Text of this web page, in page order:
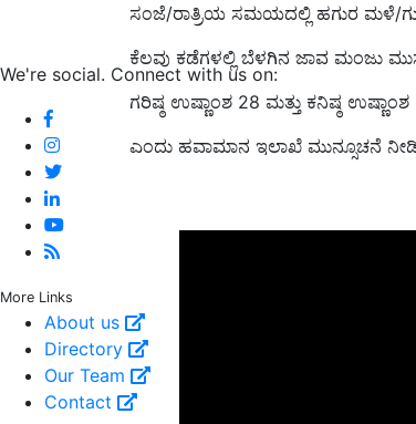
We're social. Connect with us on:
More Links
About us
Directory
Our Team
Contact
ಸಂಜೆ/ರಾತ್ರಿಯ ಸಮಯದಲ್ಲಿ ಹಗುರ ಮಳೆ/
ಕೆಲವು ಕಡೆಗಳಲ್ಲಿ ಬೆಳಗಿನ ಜಾವ ಮಂಜು
ಗರಿಷ್ಠ ಉಷ್ಣಾಂಶ 28 ಮತ್ತು ಕನಿಷ್ಠ
ಎಂದು ಹವಾಮಾನ ಇಲಾಖೆ ಮುನ್ಸೂಚನೆ